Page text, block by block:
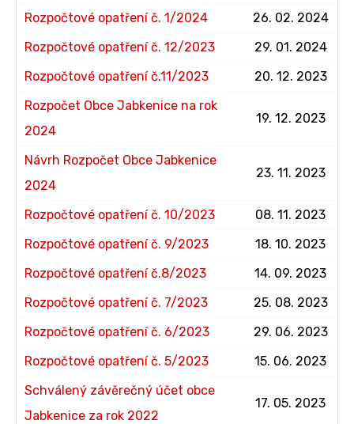
Rozpočtové opatření č. 1/2024
26. 02. 2024
Rozpočtové opatření č. 12/2023
29. 01. 2024
Rozpočtové opatření č.11/2023
20. 12. 2023
Rozpočet Obce Jabkenice na rok
2024
19. 12. 2023
Návrh Rozpočet Obce Jabkenice
2024
23. 11. 2023
Rozpočtové opatření č. 10/2023
08. 11. 2023
Rozpočtové opatření č. 9/2023
18. 10. 2023
Rozpočtové opatření č.8/2023
14. 09. 2023
Rozpočtové opatření č. 7/2023
25. 08. 2023
Rozpočtové opatření č. 6/2023
29. 06. 2023
Rozpočtové opatření č. 5/2023
15. 06. 2023
Schválený závěrečný účet obce
Jabkenice za rok 2022
17. 05. 2023